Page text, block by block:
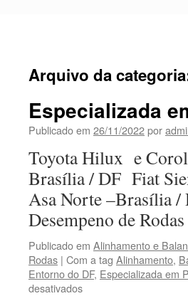
Arquivo da
Especializada
Publicado em 26/11/2022por
Toyota Hilux e
Brasília / DF Fiat
Asa Norte –Brasília
Desempeno de
Publicado em Alinhamento e
Rodas | Com a tag Alinhamento,
Entorno do DF, Especializada em
desativados